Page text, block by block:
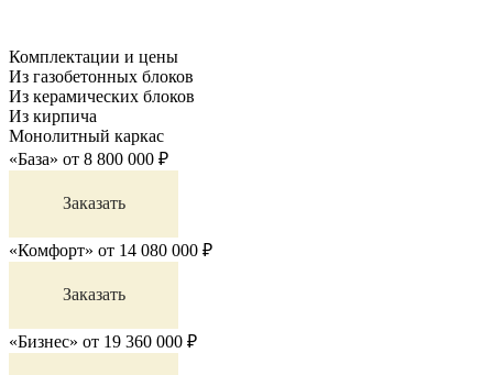
Комплектации и цены
Из газобетонных блоков
Из керамических блоков
Из кирпича
Монолитный каркас
«База» от 8 800 000 ₽
Заказать
«Комфорт» от 14 080 000 ₽
Заказать
«Бизнес» от 19 360 000 ₽